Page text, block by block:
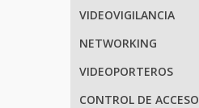
VIDEOVIGILANCIA
NETWORKING
VIDEOPORTEROS
CONTROL DE ACCESO